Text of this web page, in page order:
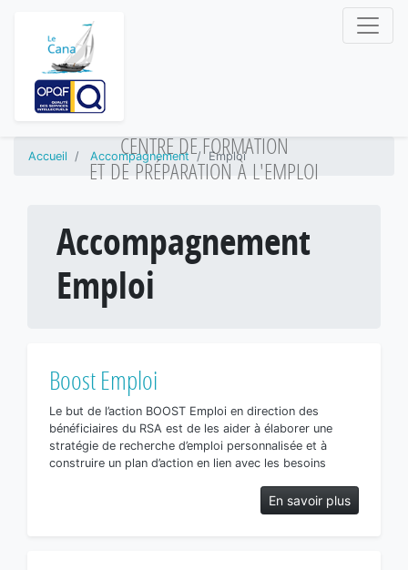
CENTRE DE FORMATION
ET DE PRÉPARATION À L'EMPLOI
Accueil Accompagnement Emploi
Accompagnement
Emploi
Boost Emploi
Le but de l’action BOOST Emploi en direction des
bénéficiaires du RSA est de les aider à élaborer une
stratégie de recherche d’emploi personnalisée et à
construire un plan d’action en lien avec les besoins
En savoir plus